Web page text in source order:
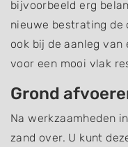
bijvoorbeeld erg
nieuwe bestrating de
ook bij de aanleg van
voor een mooi vlak
Grond
Na werkzaamheden
zand over. U kunt